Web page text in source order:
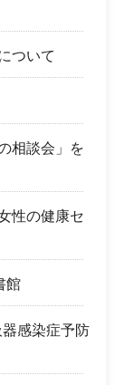
ついて
相談会」を
性の健康セ
館
感染症予防